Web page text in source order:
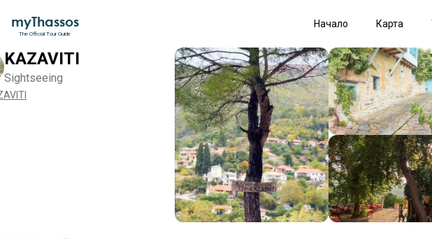
myThassos
The Official Tour Guide
Начало Карта
KAZAVITI
Sightseeing